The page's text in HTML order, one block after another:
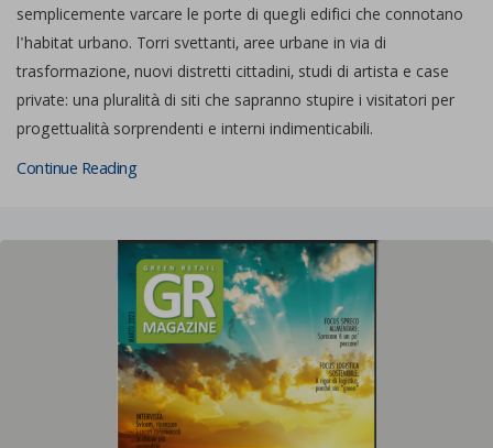
semplicemente varcare le porte di quegli edifici che connotano
l'habitat urbano. Torri svettanti, aree urbane in via di
trasformazione, nuovi distretti cittadini, studi di artista e case
private: una pluralità di siti che sapranno stupire i visitatori per
progettualità sorprendenti e interni indimenticabili.
Continue Reading